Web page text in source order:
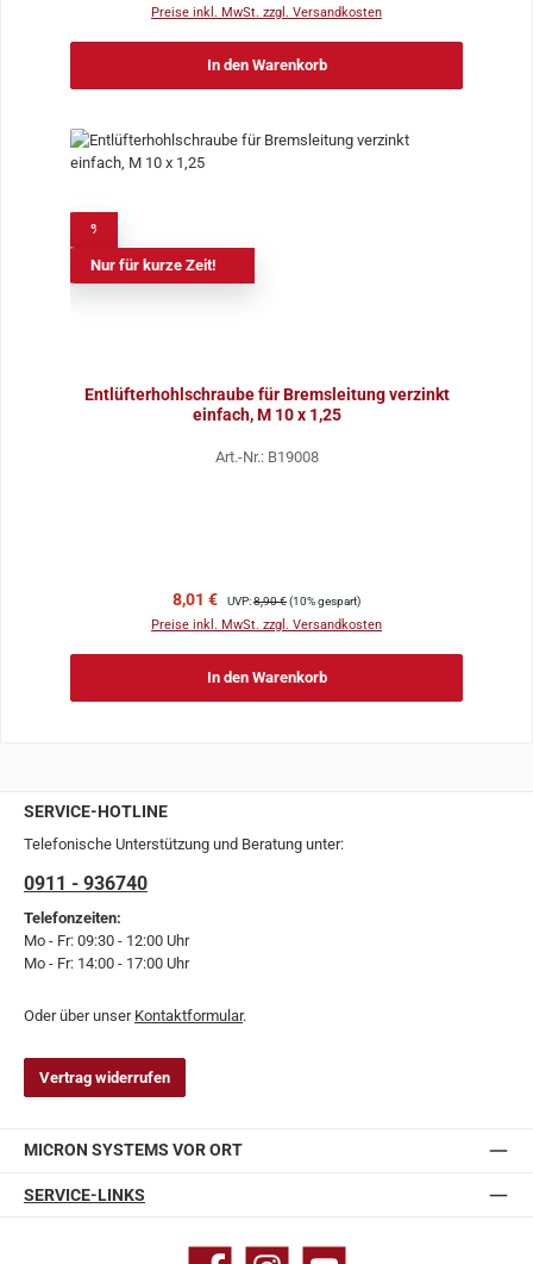
Preise inkl. MwSt. zzgl. Versandkosten
In den Warenkorb
Nur für kurze Zeit!
Entlüfterhohlschraube für Bremsleitung verzinkt
einfach, M 10 x 1,25
Art.-Nr.: B19008
Verkaufspreis:
8,01 € Regulärer Preis:
UVP:8,90 €(10% gespart)
Preise inkl. MwSt. zzgl. Versandkosten
In den Warenkorb
SERVICE-HOTLINE
Telefonische Unterstützung und Beratung unter:
0911 - 936740
Telefonzeiten:
Mo - Fr: 09:30 - 12:00 Uhr
Mo - Fr: 14:00 - 17:00 Uhr
Oder über unser Kontaktformular.
Vertrag widerrufen
MICRON SYSTEMS VOR ORT
SERVICE-LINKS